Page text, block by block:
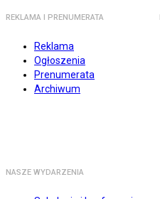
REKLAMA I PRENUMERATA
Reklama
Ogłoszenia
Prenumerata
Archiwum
NASZE WYDARZENIA